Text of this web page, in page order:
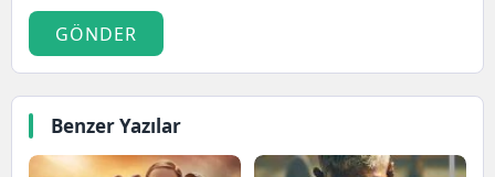
GÖNDER
Benzer Yazılar